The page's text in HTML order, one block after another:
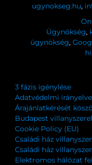
ugynokseg.hu,
Ügynökség,
ügynökség,
3 fázis igénylése
Adatvédelmi
Árajánlatkérését
Budapest
Cookie Policy (EU)
Családi ház
Családi ház
Elektromos hálózat